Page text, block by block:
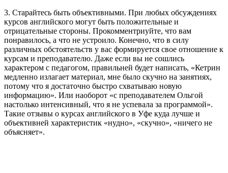
3. Старайтесь быть объективными. При любых обсуждениях
курсов английского могут быть положительные и
отрицательные стороны. Прокомментриуйте, что вам
понравилось, а что не устроило. Конечно, что в силу
различных обстоятельств у вас формируется свое отношение к
курсам и преподавателю. Даже если вы не сошлись
характером с педагогом, правильней будет написать, «Кетрин
медленно излагает материал, мне было скучно на занятиях,
потому что я достаточно быстро схватываю новую
информацию». Или наоборот «с преподавателем Ольгой
настолько интенсивный, что я не успевала за программой».
Такие отзывы о курсах английского в Уфе куда лучше и
объективней характеристик «нудно», «скучно», «ничего не
объясняет».